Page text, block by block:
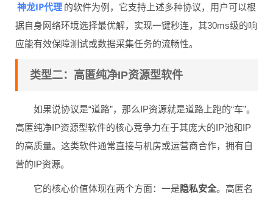
神龙IP代理 的软件为例，它支持上述多种协议，用户可以根
据自身网络环境选择最优解，实现一键秒连，其30ms级的响
应能有效保障测试或数据采集任务的流畅性。
类型二：高匿纯净IP资源型软件
如果说协议是“道路”，那么IP资源就是道路上跑的“车”。
高匿纯净IP资源型软件的核心竞争力在于其庞大的IP池和IP
的高质量。这类软件通常直接与机房或运营商合作，拥有自
营的IP资源。
它的核心价值体现在两个方面：一是隐私安全。高匿名